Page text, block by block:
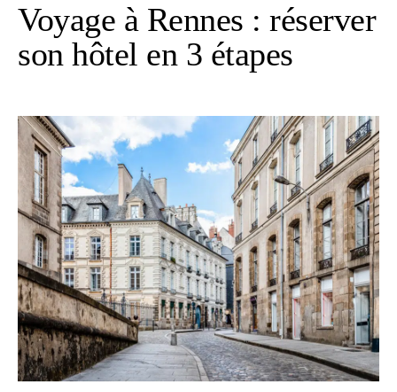
Voyage à Rennes : réserver
son hôtel en 3 étapes